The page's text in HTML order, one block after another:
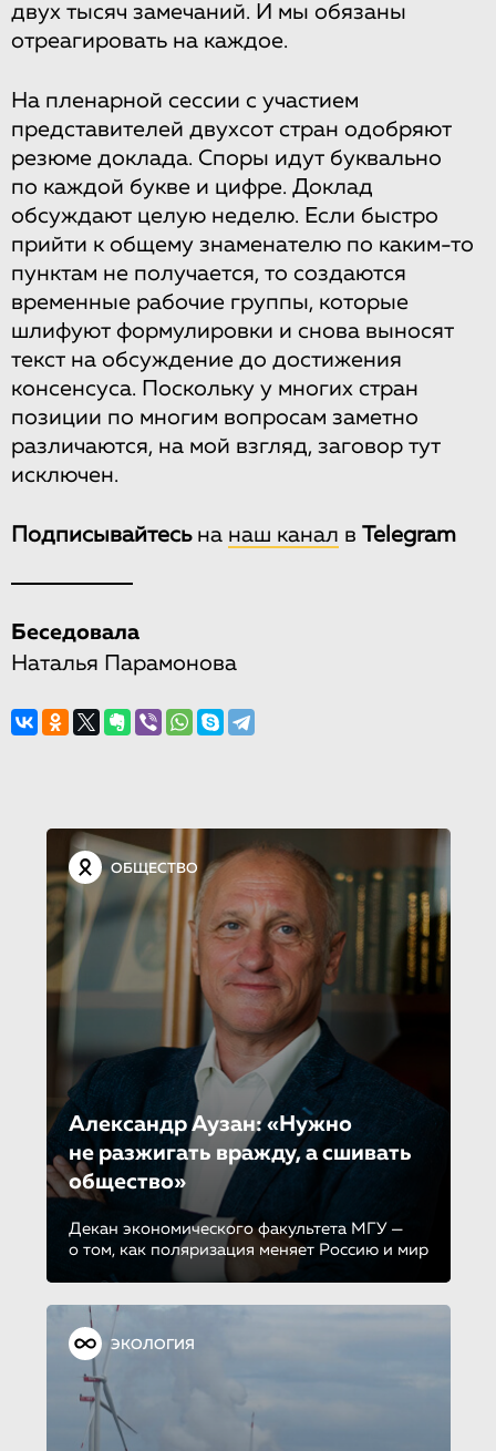
двух тысяч замечаний. И мы обязаны
отреагировать на каждое.
На пленарной сессии с участием
представителей двухсот стран одобряют
резюме доклада. Споры идут буквально
по каждой букве и цифре. Доклад
обсуждают целую неделю. Если быстро
прийти к общему знаменателю по каким-то
пунктам не получается, то создаются
временные рабочие группы, которые
шлифуют формулировки и снова выносят
текст на обсуждение до достижения
консенсуса. Поскольку у многих стран
позиции по многим вопросам заметно
различаются, на мой взгляд, заговор тут
исключен.
Подписывайтесьна наш канал в Telegram
Беседовала
Наталья Парамонова
ОБЩЕСТВО
Александр Аузан: «Нужно
не разжигать вражду, а сшивать
общество»
Декан экономического факультета МГУ —
о том, как поляризация меняет Россию и мир
ЭКОЛОГИЯ